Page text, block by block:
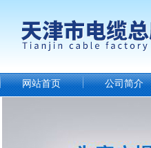
网站首页 公司简介